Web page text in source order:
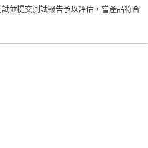
並提交測試報告予以評估，當產品符合